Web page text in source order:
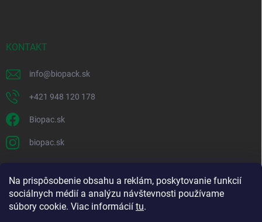
Na prispôsobenie obsahu a reklám, poskytovanie funkcií
sociálnych médií a analýzu návštevnosti používame
súbory cookie. Viac informácií tu.
KONTAKT
info@biopack.sk
+421 948 120 178
Biopac.sk
biopac.sk
Good E-shops have logic. SALELOGICS